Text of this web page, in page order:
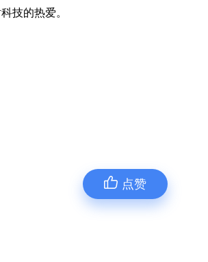
技的热爱。
点赞